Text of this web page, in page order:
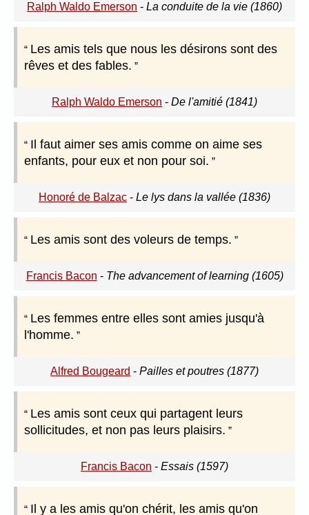
Ralph Waldo Emerson - La conduite de la vie (1860)
Les amis tels que nous les désirons sont des
rêves et des fables.
Ralph Waldo Emerson - De l'amitié (1841)
Il faut aimer ses amis comme on aime ses
enfants, pour eux et non pour soi.
Honoré de Balzac - Le lys dans la vallée (1836)
Les amis sont des voleurs de temps.
Francis Bacon - The advancement of learning (1605)
Les femmes entre elles sont amies jusqu'à
l'homme.
Alfred Bougeard - Pailles et poutres (1877)
Les amis sont ceux qui partagent leurs
sollicitudes, et non pas leurs plaisirs.
Francis Bacon - Essais (1597)
Il y a les amis qu'on chérit, les amis qu'on